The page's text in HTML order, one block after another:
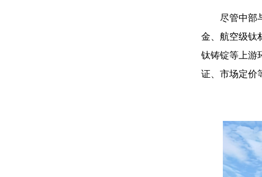
尽管中部
金、航空级钛
钛铸锭等上游
证、市场定价